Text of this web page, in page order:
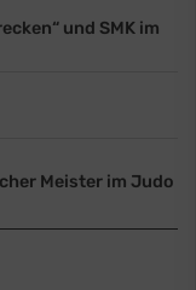
und SMK im
Meister im Judo